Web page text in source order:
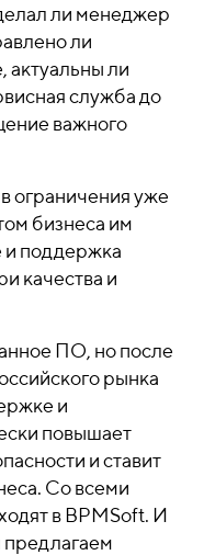
ли менеджер
ли
ли
служба до
важного
ограничения уже
бизнеса им
и поддержка
качества и
ПО, но после
рынка
и
повышает
и ставит
Со всеми
в BPMSoft. И